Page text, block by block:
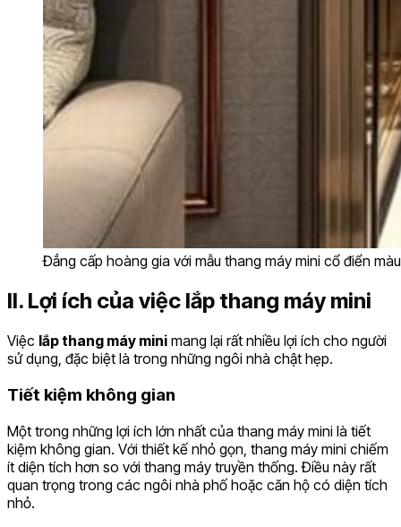
Đẳng cấp hoàng gia với mẫu thang máy mini cổ điển
II. Lợi ích của việc lắp thang máy mini
Việc lắp thang máy mini mang lại rất nhiều lợi ích cho người
sử dụng, đặc biệt là trong những ngôi nhà chật hẹp.
Tiết kiệm không gian
Một trong những lợi ích lớn nhất của thang máy mini là tiết
kiệm không gian. Với thiết kế nhỏ gọn, thang máy mini chiếm
ít diện tích hơn so với thang máy truyền thống. Điều này rất
quan trọng trong các ngôi nhà phố hoặc căn hộ có diện tích
nhỏ.